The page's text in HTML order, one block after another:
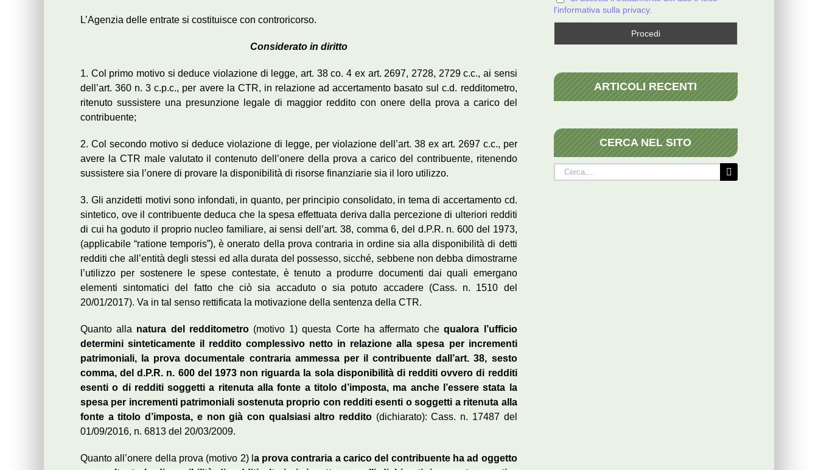
L’Agenzia delle entrate si costituisce con controricorso.
Considerato in diritto
1. Col primo motivo si deduce violazione di legge, art. 38 co. 4 ex art. 2697, 2728, 2729 c.c., ai sensi
dell’art. 360 n. 3 c.p.c., per avere la CTR, in relazione ad accertamento basato sul c.d. redditometro,
ritenuto sussistere una presunzione legale di maggior reddito con onere della prova a carico del
contribuente;
2. Col secondo motivo si deduce violazione di legge, per violazione dell’art. 38 ex art. 2697 c.c., per
avere la CTR male valutato il contenuto dell’onere della prova a carico del contribuente, ritenendo
sussistere sia l’onere di provare la disponibilità di risorse finanziarie sia il loro utilizzo.
3. Gli anzidetti motivi sono infondati, in quanto, per principio consolidato, in tema di accertamento cd.
sintetico, ove il contribuente deduca che la spesa effettuata deriva dalla percezione di ulteriori redditi
di cui ha goduto il proprio nucleo familiare, ai sensi dell’art. 38, comma 6, del d.P.R. n. 600 del 1973,
(applicabile “ratione temporis”), è onerato della prova contraria in ordine sia alla disponibilità di detti
redditi che all’entità degli stessi ed alla durata del possesso, sicché, sebbene non debba dimostrarne
l’utilizzo per sostenere le spese contestate, è tenuto a produrre documenti dai quali emergano
elementi sintomatici del fatto che ciò sia accaduto o sia potuto accadere (Cass. n. 1510 del
20/01/2017). Va in tal senso rettificata la motivazione della sentenza della CTR.
Quanto alla natura del redditometro(motivo 1) questa Corte ha affermato chequalora l’ufficio
determini sinteticamente il reddito complessivo netto in relazione alla spesa per incrementi
patrimoniali, la prova documentale contraria ammessa per il contribuente dall’art. 38, sesto
comma, del d.P.R. n. 600 del 1973 non riguarda la sola disponibilità di redditi ovvero di redditi
esenti o di redditi soggetti a ritenuta alla fonte a titolo d’imposta, ma anche l’essere stata la
spesa per incrementi patrimoniali sostenuta proprio con redditi esenti o soggetti a ritenuta alla
fonte a titolo d’imposta, e non già con qualsiasi altro reddito (dichiarato): Cass. n. 17487 del
01/09/2016, n. 6813 del 20/03/2009.
Quanto all’onere della prova (motivo 2) l a prova contraria a carico del contribuente ha ad oggetto
l'informativa sulla privacy.
ARTICOLI RECENTI
CERCA NEL SITO
Cerca
per: